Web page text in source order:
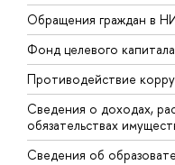
Обращения граждан в
Фонд целевого капитала
Противодействие
Сведения о доходах,
обязательствах
Сведения об